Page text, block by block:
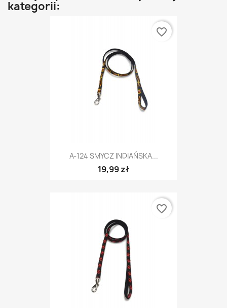
kategorii:
A-124 SMYCZ INDIAŃSKA...
19,99 zł
favorite_border
favorite_border